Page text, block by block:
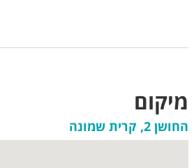
מיקום
החושן 2, קרית שמונה